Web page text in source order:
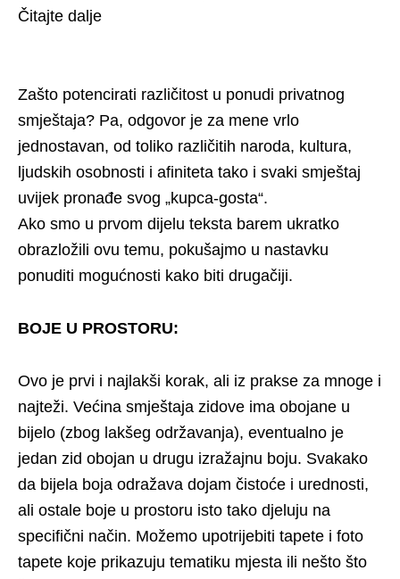
Čitajte dalje
Zašto potencirati različitost u ponudi privatnog
smještaja? Pa, odgovor je za mene vrlo
jednostavan, od toliko različitih naroda, kultura,
ljudskih osobnosti i afiniteta tako i svaki smještaj
uvijek pronađe svog „kupca-gosta“.
Ako smo u prvom dijelu teksta barem ukratko
obrazložili ovu temu, pokušajmo u nastavku
ponuditi mogućnosti kako biti drugačiji.
BOJE U PROSTORU:
Ovo je prvi i najlakši korak, ali iz prakse za mnoge i
najteži. Većina smještaja zidove ima obojane u
bijelo (zbog lakšeg održavanja), eventualno je
jedan zid obojan u drugu izražajnu boju. Svakako
da bijela boja odražava dojam čistoće i urednosti,
ali ostale boje u prostoru isto tako djeluju na
specifični način. Možemo upotrijebiti tapete i foto
tapete koje prikazuju tematiku mjesta ili nešto što